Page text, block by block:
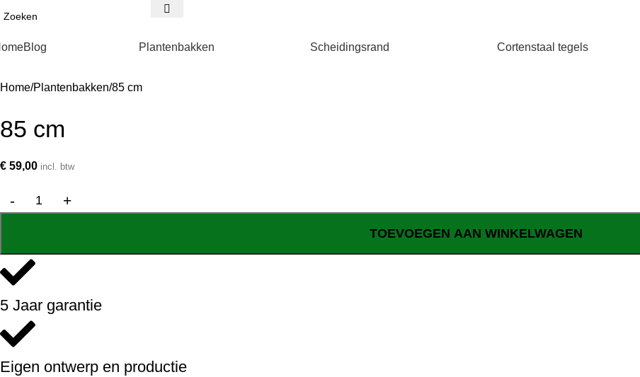
Blog Plantenbakken Scheidingsrand Cortenstaal tegels
Home Plantenbakken 85 cm
85 cm
€ 59,00 incl. btw
TOEVOEGEN AAN WINKELWAGEN
5 Jaar garantie
Eigen ontwerp en productie